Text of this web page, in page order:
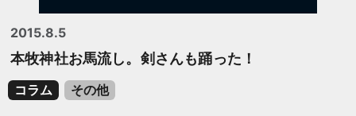
2015.8.5
本牧神社お馬流し。剣さんも踊った！
コラム その他